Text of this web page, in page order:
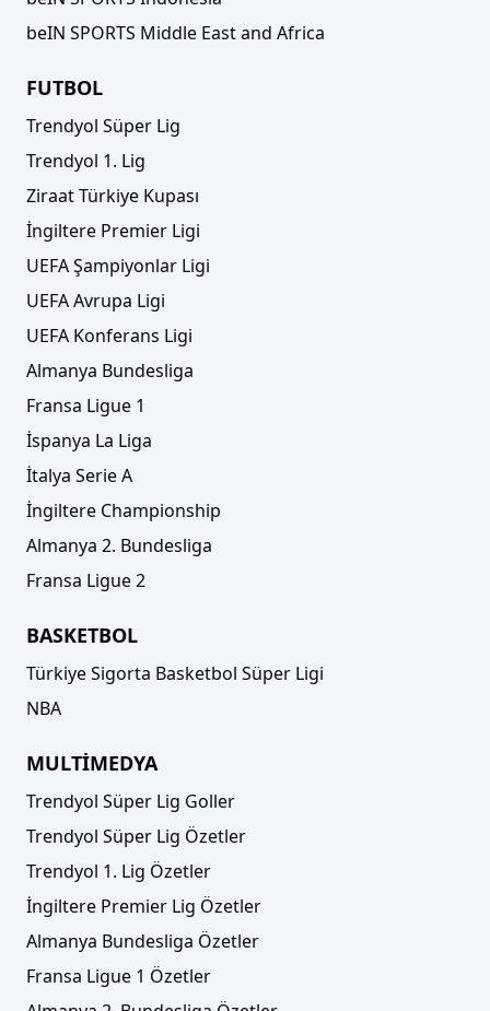
beIN SPORTS Middle East and Africa
FUTBOL
Trendyol Süper Lig
Trendyol 1. Lig
Ziraat Türkiye Kupası
İngiltere Premier Ligi
UEFA Şampiyonlar Ligi
UEFA Avrupa Ligi
UEFA Konferans Ligi
Almanya Bundesliga
Fransa Ligue 1
İspanya La Liga
İtalya Serie A
İngiltere Championship
Almanya 2. Bundesliga
Fransa Ligue 2
BASKETBOL
Türkiye Sigorta Basketbol Süper Ligi
NBA
MULTİMEDYA
Trendyol Süper Lig Goller
Trendyol Süper Lig Özetler
Trendyol 1. Lig Özetler
İngiltere Premier Lig Özetler
Almanya Bundesliga Özetler
Fransa Ligue 1 Özetler